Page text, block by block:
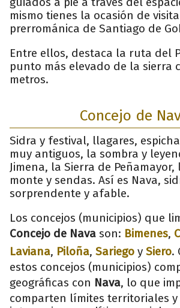
mismo tienes la ocasión de
prerrománica de Santiago de
Entre ellos, destaca la ruta del
punto más elevado de la sierra
metros.
Concejo de
Sidra y festival, llagares,
muy antiguos, la sombra y
Jimena, la Sierra de Peñamayor,
monte y sendas. Así es Nava,
sorprendente y afable.
Los concejos (municipios) que
Concejo de Nava son: Bimenes,
Laviana, Piloña, Sariego y Siero.
estos concejos (municipios)
geográficas con Nava, lo que
comparten límites territoriales